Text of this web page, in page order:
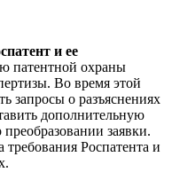
и ее
патентной охраны
Во время этой
запросы о разъяснениях
дополнительную
заявки.
требования Роспатента и